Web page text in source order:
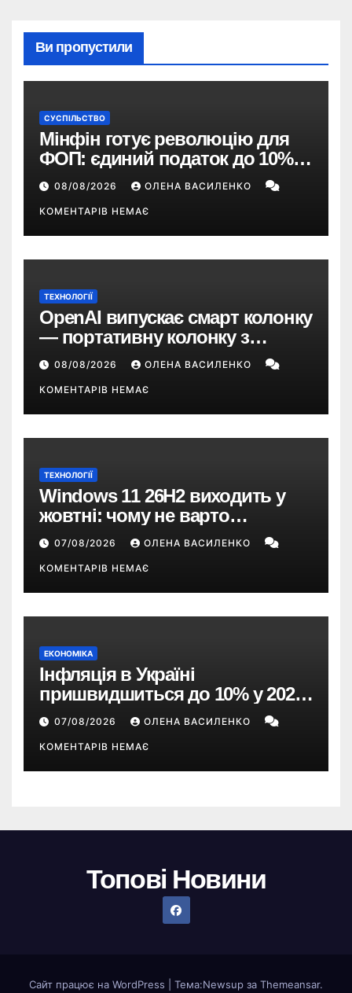
Ви пропустили
СУСПІЛЬСТВО
Мінфін готує революцію для
ФОП: єдиний податок до 10%,
ПДВ з 2028 року та перегляд 2-ї
групи
08/08/2026 ОЛЕНА ВАСИЛЕНКО
КОМЕНТАРІВ НЕМАЄ
ТЕХНОЛОГІЇ
OpenAI випускає смарт колонку
— портативну колонку з
ChatGPT, камерою та цінником
понад $300
08/08/2026 ОЛЕНА ВАСИЛЕНКО
КОМЕНТАРІВ НЕМАЄ
ТЕХНОЛОГІЇ
Windows 11 26H2 виходить у
жовтні: чому не варто
пропускати це оновлення
07/08/2026 ОЛЕНА ВАСИЛЕНКО
КОМЕНТАРІВ НЕМАЄ
ЕКОНОМІКА
Інфляція в Україні
пришвидшиться до 10% у 2026
році — прогноз НБУ
07/08/2026 ОЛЕНА ВАСИЛЕНКО
КОМЕНТАРІВ НЕМАЄ
Топові Новини
Сайт працює на WordPress Тема:Newsup за Themeansar.